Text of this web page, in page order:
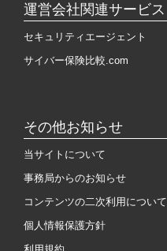
運営会社関連サービス
セキュリティエージェント
サイバー保険比較.com
その他お知らせ
当サイトについて
事務局からのお知らせ
コンテンツの二次利用について
個人情報保護方針